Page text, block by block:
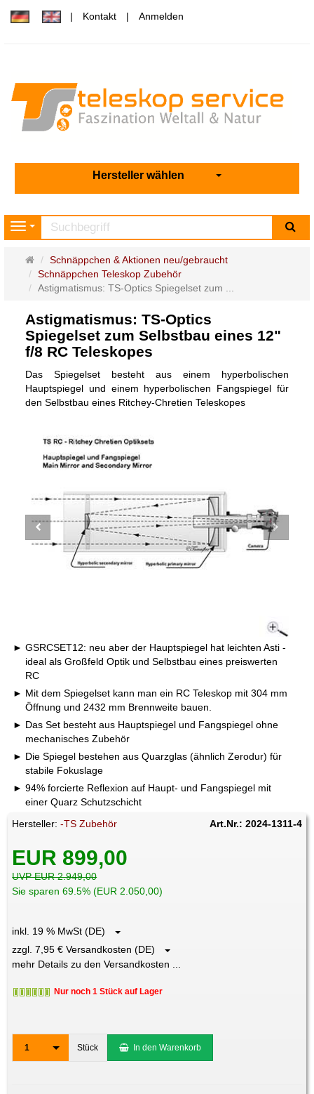
Kontakt Anmelden
Hersteller wählen
Navigation
Startseite
Schnäppchen & Aktionen neu/gebraucht
Schnäppchen Teleskop Zubehör
Astigmatismus: TS-Optics Spiegelset zum ...
Astigmatismus: TS-Optics
Spiegelset zum Selbstbau eines 12"
f/8 RC Teleskopes
Das Spiegelset besteht aus einem hyperbolischen
Hauptspiegel und einem hyperbolischen Fangspiegel für
den Selbstbau eines Ritchey-Chretien Teleskopes
GSRCSET12: neu aber der Hauptspiegel hat leichten Asti -
ideal als Großfeld Optik und Selbstbau eines preiswerten
RC
Mit dem Spiegelset kann man ein RC Teleskop mit 304 mm
Öffnung und 2432 mm Brennweite bauen.
Das Set besteht aus Hauptspiegel und Fangspiegel ohne
mechanisches Zubehör
Die Spiegel bestehen aus Quarzglas (ähnlich Zerodur) für
stabile Fokuslage
94% forcierte Reflexion auf Haupt- und Fangspiegel mit
einer Quarz Schutzschicht
Hersteller:-TS Zubehör Art.Nr.: 2024-1311-4
EUR 899,00
UVP EUR 2.949,00
Sie sparen 69.5% (EUR 2.050,00)
inkl. 19 % MwSt (DE)
zzgl. 7,95 € Versandkosten (DE)
mehr Details zu den Versandkosten ...
Nur noch 1 Stück auf Lager
1 Stück In den Warenkorb